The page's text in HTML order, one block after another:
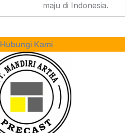
maju di Indonesia.
Hubungi Kami